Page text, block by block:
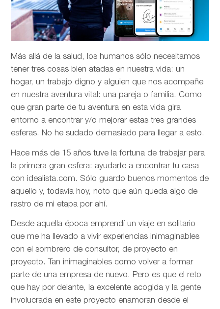
Más allá de la salud, los humanos sólo necesitamos
tener tres cosas bien atadas en nuestra vida: un
hogar, un trabajo digno y alguien que nos acompañe
en nuestra aventura vital: una pareja o familia. Como
que gran parte de tu aventura en esta vida gira
entorno a encontrar y/o mejorar estas tres grandes
esferas. No he sudado demasiado para llegar a esto.
Hace más de 15 años tuve la fortuna de trabajar para
la primera gran esfera: ayudarte a encontrar tu casa
con idealista.com. Sólo guardo buenos momentos de
aquello y, todavía hoy, noto que aún queda algo de
rastro de mi etapa por ahí.
Desde aquella época emprendí un viaje en solitario
que me ha llevado a vivir experiencias inimaginables
con el sombrero de consultor, de proyecto en
proyecto. Tan inimaginables como volver a formar
parte de una empresa de nuevo. Pero es que el reto
que hay por delante, la excelente acogida y la gente
involucrada en este proyecto enamoran desde el